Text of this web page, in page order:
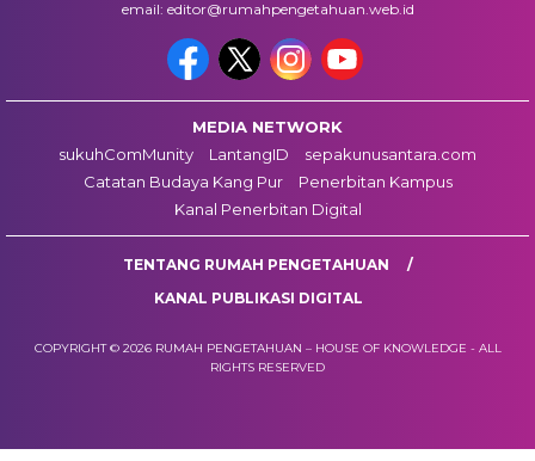
email: editor@rumahpengetahuan.web.id
MEDIA NETWORK
sukuhComMunity
LantangID
sepakunusantara.com
Catatan Budaya Kang Pur
Penerbitan Kampus
Kanal Penerbitan Digital
TENTANG RUMAH PENGETAHUAN
KANAL PUBLIKASI DIGITAL
COPYRIGHT © 2026 RUMAH PENGETAHUAN – HOUSE OF KNOWLEDGE - ALL
RIGHTS RESERVED